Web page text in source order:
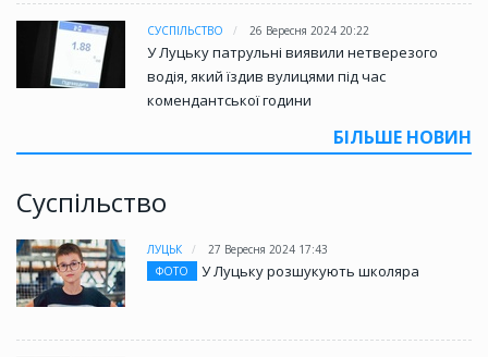
СУСПІЛЬСТВО 26 Вересня 2024 20:22
У Луцьку патрульні виявили нетверезого
водія, який їздив вулицями під час
комендантської години
БІЛЬШЕ НОВИН
Суспільство
ЛУЦЬК
27 Вересня 2024 17:43
ФОТО
У Луцьку розшукують школяра